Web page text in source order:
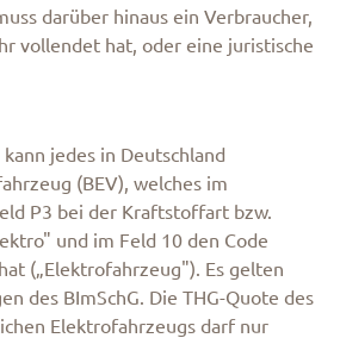
darüber hinaus ein Verbraucher,
vollendet hat, oder eine juristische
jedes in Deutschland
(BEV), welches im
P3 bei der Kraftstoffart bzw.
und im Feld 10 den Code
(„Elektrofahrzeug"). Es gelten
des BImSchG. Die THG-Quote des
Elektrofahrzeugs darf nur